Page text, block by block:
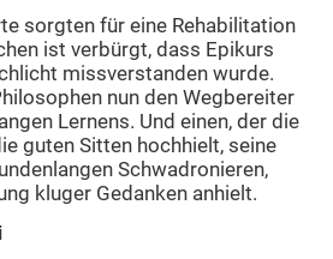
sorgten für eine Rehabilitation
ist verbürgt, dass Epikurs
missverstanden wurde.
nun den Wegbereiter
Lernens. Und einen, der die
guten Sitten hochhielt, seine
Schwadronieren,
kluger Gedanken anhielt.